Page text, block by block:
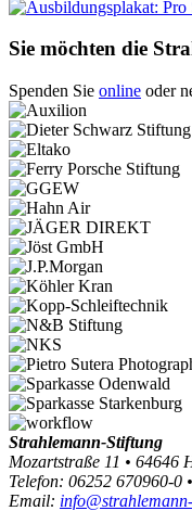
Sie möchten die
Spenden Sie online oder
Strahlemann-Stiftung
Mozartstraße 11 • 64646
Telefon: 06252 670960-0
Email: